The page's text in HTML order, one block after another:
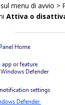
menu di avvio >
Attiva o